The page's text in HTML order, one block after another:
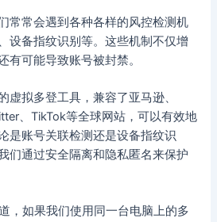
常常会遇到各种各样的风控检测机
设备指纹识别等。这些机制不仅增
有可能导致账号被封禁。
虚拟多登工具，兼容了亚马逊、
、TikTok等全球网站，可以有效地
是账号关联检测还是设备指纹识
们通过安全隔离和隐私匿名来保护
，如果我们使用同一台电脑上的多